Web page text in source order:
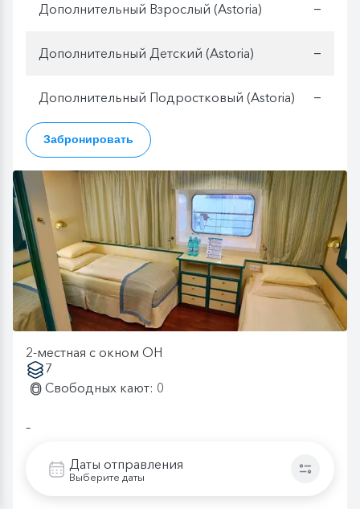
Даты отправления
Выберите даты
Дополнительный Взрослый (Astoria) —
Дополнительный Детский (Astoria) —
Дополнительный Подростковый (Astoria) —
Забронировать
2-местная с окном OH
7
Свободных кают: 0
Размещение
Взрослый (Astoria) 130 200